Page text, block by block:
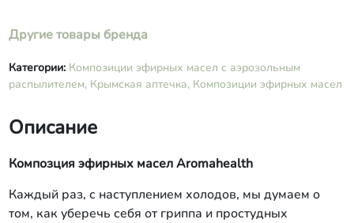
Другие товары бренда
Категории: Композиции эфирных масел с аэрозольным
распылителем, Крымская аптечка, Композиции эфирных масел
Описание
Композция эфирных маселAromahealth
Каждый раз, с наступлением холодов, мы думаем о
том, как уберечь себя от гриппа и простудных